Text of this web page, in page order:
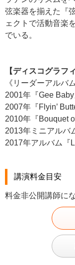
弦楽器を揃えた『
ェクトで活動音楽
でいる。
【ディスコグラフィ
《リーダーアルバム
2001年『Gee Baby
2007年『Flyin’
2010年『Bouquet
2013年ミニアルバ
2017年アルバム『
講演料金目安
料金非公開講師に